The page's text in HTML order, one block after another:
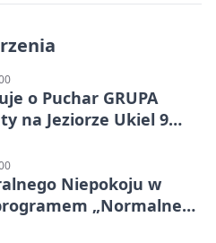
o Puchar GRUPA
na Jeziorze Ukiel 9
Niepokoju w
„Normalne